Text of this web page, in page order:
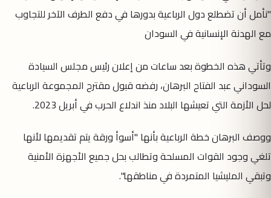
"نأمل أن تضطلع دول الرباعية بدورها في دفع الطرف الآخر للتجاوب
مع الهدنة الإنسانية في السودان
وتأتي هذه الخطوة بعد ساعات من إعلان رئيس مجلس السيادة
السوداني عبد الفتاح البرهان، رفضه قبول مقترح المجموعة الرباعية
لحل الأزمة التي تعيشها البلاد منذ اندلاع الحرب في أبريل 2023.
ووصف البرهان خطة الرباعية بأنها "أسوأ ورقة يتم تقديمها لأنها
تلغي وجود القوات المسلحة وتطالب بحل جميع الأجهزة الأمنية
وتبقي المليشيا المتمردة في مناطقها".